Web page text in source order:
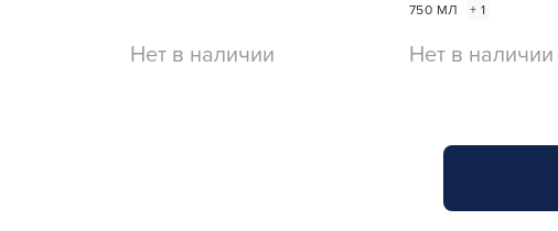
Нет в наличии
750 МЛ + 1
Нет в наличии